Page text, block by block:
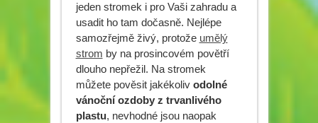
jeden stromek i pro Vaši zahradu a
usadit ho tam dočasně. Nejlépe
samozřejmě živý, protože umělý
strom by na prosincovém povětří
dlouho nepřežil. Na stromek
můžete pověsit jakékolivodolné
vánoční ozdoby z trvanlivého
plastu, nevhodné jsou naopak